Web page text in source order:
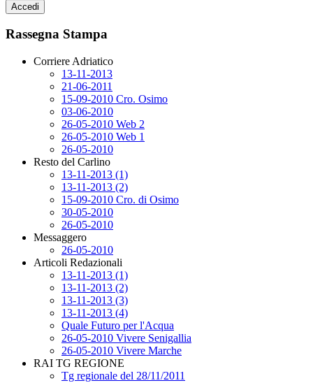
Accedi
Rassegna Stampa
Corriere Adriatico
13-11-2013
21-06-2011
15-09-2010 Cro. Osimo
03-06-2010
26-05-2010 Web 2
26-05-2010 Web 1
26-05-2010
Resto del Carlino
13-11-2013 (1)
13-11-2013 (2)
15-09-2010 Cro. di Osimo
30-05-2010
26-05-2010
Messaggero
26-05-2010
Articoli Redazionali
13-11-2013 (1)
13-11-2013 (2)
13-11-2013 (3)
13-11-2013 (4)
Quale Futuro per l'Acqua
26-05-2010 Vivere Senigallia
26-05-2010 Vivere Marche
RAI TG REGIONE
Tg regionale del 28/11/2011